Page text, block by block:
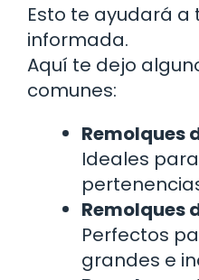
Esto te ayudará
informada.
Aquí te dejo
comunes:
Remolques
Ideales
Remolques
Perfectos
grandes e